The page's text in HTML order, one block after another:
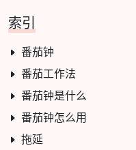
索引
番茄钟
番茄工作法
番茄钟是什么
番茄钟怎么用
拖延